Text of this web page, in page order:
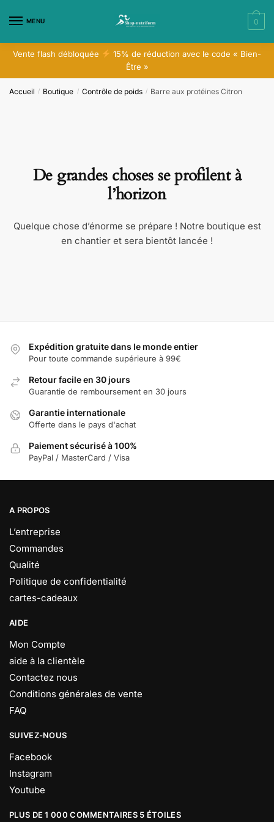
MENU 0
Vente flash débloquée
15% de réduction avec le code « Bien-
Être »
Accueil / Boutique / Contrôle de poids / Barre aux protéines Citron
De grandes choses se profilent à
l’horizon
Quelque chose d’énorme se prépare ! Notre boutique est
en chantier et sera bientôt lancée !
Expédition gratuite dans le monde entier
Pour toute commande supérieure à 99€
Retour facile en 30 jours
Guarantie de remboursement en 30 jours
Garantie internationale
Offerte dans le pays d'achat
Paiement sécurisé à 100%
PayPal / MasterCard / Visa
A PROPOS
L’entreprise
Commandes
Qualité
Politique de confidentialité
cartes-cadeaux
AIDE
Mon Compte
aide à la clientèle
Contactez nous
Conditions générales de vente
FAQ
SUIVEZ-NOUS
Facebook
Instagram
Youtube
PLUS DE 1 000 COMMENTAIRES 5 ÉTOILES